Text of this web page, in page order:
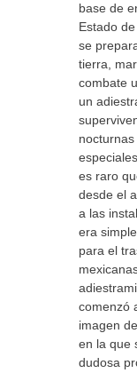
base de
Estado
se
tierra,
combate
un
es raro
desde el
a las
era
para el
comenzó
imagen
en la que
dudosa